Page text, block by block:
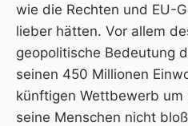
wie die Rechten und EU-
lieber hätten. Vor allem
geopolitische Bedeutung
seinen 450 Millionen
künftigen Wettbewerb
seine Menschen nicht